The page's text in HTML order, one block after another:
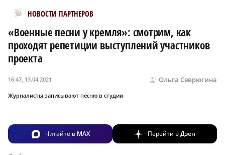
НОВОСТИ ПАРТНЕРОВ
Новости МирТесен
«Военные песни у кремля»: смотрим, как
проходят репетиции выступлений участников
проекта
Ольга Севрюгина
16:47, 13.04.2021
Журналисты записывают песню в студии
Читайте в MAX Перейти вДзен